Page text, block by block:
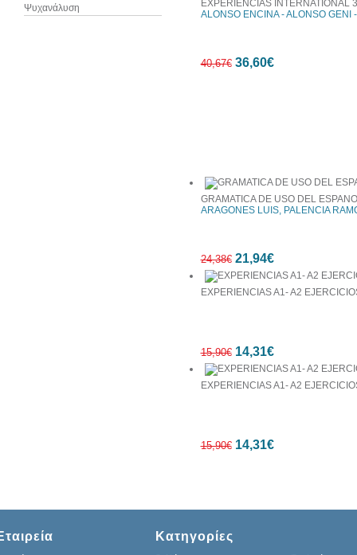
Ψυχανάλυση
EXPERIENCIAS INTERNATIONAL
ALONSO ENCINA - ALONSO GENI
40,67€ 36,60€
GRAMATICA DE USO DEL
ARAGONES LUIS, PALENCIA
24,38€ 21,94€
EXPERIENCIAS A1- A2
15,90€ 14,31€
EXPERIENCIAS A1- A2
15,90€ 14,31€
Κατηγορίες